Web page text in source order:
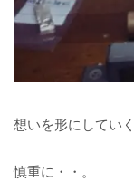
想いを形にしていく
慎重に・・。